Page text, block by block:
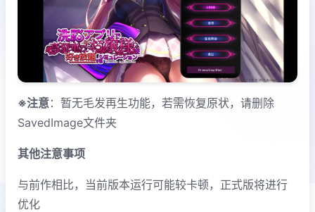
※注意：暂无毛发再生功能，若需恢复原状，请删除
SavedImage文件夹
其他注意事项
与前作相比，当前版本运行可能较卡顿，正式版将进行
优化